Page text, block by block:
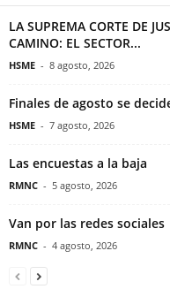
LA SUPREMA CORTE DE
CAMINO: EL SECTOR...
HSME - 8 agosto, 2026
Finales de agosto se
HSME - 7 agosto, 2026
Las encuestas a la baja
RMNC - 5 agosto, 2026
Van por las redes sociales
RMNC - 4 agosto, 2026